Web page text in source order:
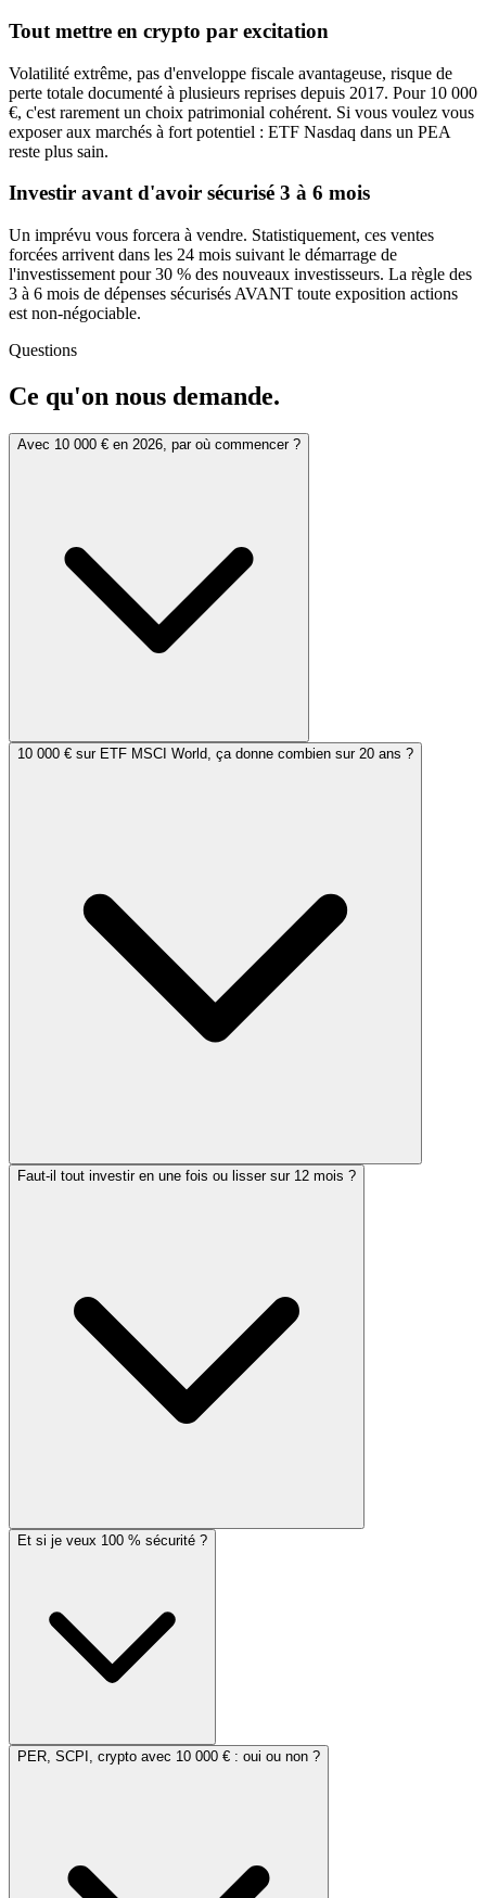
Tout mettre en crypto par excitation
Volatilité extrême, pas d'enveloppe fiscale avantageuse, risque de
perte totale documenté à plusieurs reprises depuis 2017. Pour 10 000
€, c'est rarement un choix patrimonial cohérent. Si vous voulez vous
exposer aux marchés à fort potentiel : ETF Nasdaq dans un PEA
reste plus sain.
Investir avant d'avoir sécurisé 3 à 6 mois
Un imprévu vous forcera à vendre. Statistiquement, ces ventes
forcées arrivent dans les 24 mois suivant le démarrage de
l'investissement pour 30 % des nouveaux investisseurs. La règle des
3 à 6 mois de dépenses sécurisés AVANT toute exposition actions
est non-négociable.
Questions
Ce qu'on nous demande.
Avec 10 000 € en 2026, par où commencer ?
10 000 € sur ETF MSCI World, ça donne combien sur 20 ans ?
Faut-il tout investir en une fois ou lisser sur 12 mois ?
Et si je veux 100 % sécurité ?
PER, SCPI, crypto avec 10 000 € : oui ou non ?